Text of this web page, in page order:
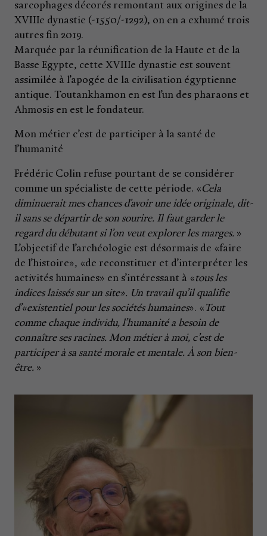
sarcophages décorés remontant aux origines de la
XVIIIe dynastie (-1550/-1292), on en a exhumé trois
autres fin 2019.
Marquée par la réunification de la Haute et de la
Basse Egypte, cette XVIIIe dynastie est souvent
assimilée à l’apogée de la civilisation égyptienne
antique. Toutankhamon en est l’un des pharaons et
Ahmosis en est le fondateur.
Mon métier c’est de participer à la santé de
l’humanité
Frédéric Colin refuse pourtant de se considérer
comme un spécialiste de cette période. «Cela
diminuerait mes chances d’avoir une idée originale, dit-
il sans se départir de son sourire. Il faut garder le
regard du débutant si l’on veut explorer les marges. »
L’objectif de l’archéologie est désormais de «faire
de l’histoire», «de reconstituer et d’interpréter les
activités humaines» en s’intéressant à «tous les
indices laissés sur un site». Un travail qu’il qualifie
d’«existentiel pour les sociétés humaines». « Tout
comme chaque individu, l’humanité a besoin de
connaître ses racines. Mon métier à moi, c’est de
participer à sa santé morale et mentale. À son bien-
être. »